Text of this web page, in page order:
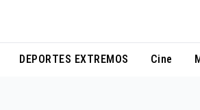
DEPORTES EXTREMOS Cine